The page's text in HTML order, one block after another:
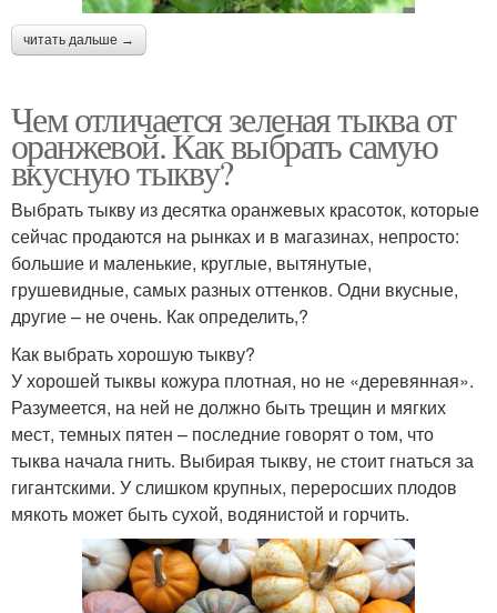
читать дальше →
Чем отличается зеленая тыква от
оранжевой. Как выбрать самую
вкусную тыкву?
Выбрать тыкву из десятка оранжевых красоток, которые
сейчас продаются на рынках и в магазинах, непросто:
большие и маленькие, круглые, вытянутые,
грушевидные, самых разных оттенков. Одни вкусные,
другие – не очень. Как определить,?
Как выбрать хорошую тыкву?
У хорошей тыквы кожура плотная, но не «деревянная».
Разумеется, на ней не должно быть трещин и мягких
мест, темных пятен – последние говорят о том, что
тыква начала гнить. Выбирая тыкву, не стоит гнаться за
гигантскими. У слишком крупных, переросших плодов
мякоть может быть сухой, водянистой и горчить.